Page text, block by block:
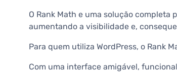
O Rank Math e uma solução completa
aumentando a visibilidade e,
Para quem utiliza WordPress, o Rank
Com uma interface amigável,